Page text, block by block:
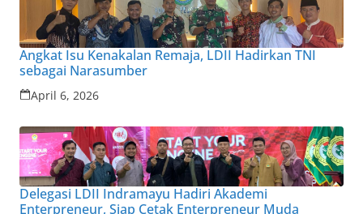
Angkat Isu Kenakalan Remaja, LDII Hadirkan TNI
sebagai Narasumber
April 6, 2026
Delegasi LDII Indramayu Hadiri Akademi
Enterpreneur, Siap Cetak Enterpreneur Muda